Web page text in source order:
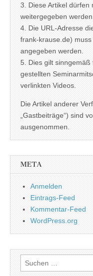
3. Diese Artikel dürfen
weitergegeben werden.
4. Die URL-Adresse
frank-krause.de)
angegeben werden.
5. Dies gilt sinngemäß
gestellten
verlinkten Videos.
Die Artikel anderer
„Gastbeiträge“) sind
ausgenommen.
META
Anmelden
Eintrags-Feed
Kommentar-Feed
WordPress.org
Suchen
nach: